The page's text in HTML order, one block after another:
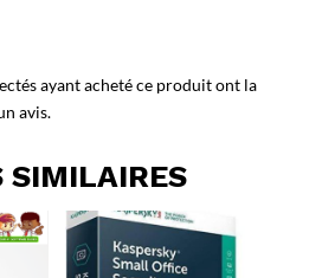
ayant acheté ce produit ont la
avis.
SIMILAIRES